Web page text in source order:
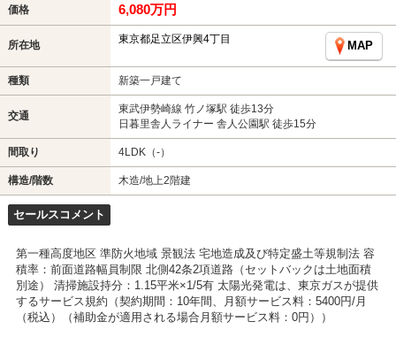
価格 6,080万円
所在地 東京都足立区伊興4丁目
MAP
種類 新築一戸建て
交通
東武伊勢崎線 竹ノ塚駅 徒歩13分
日暮里舎人ライナー 舎人公園駅 徒歩15分
間取り 4LDK（-）
構造/階数 木造/地上2階建
セールスコメント
第一種高度地区 準防火地域 景観法 宅地造成及び特定盛土等規制法 容
積率：前面道路幅員制限 北側42条2項道路（セットバックは土地面積
別途） 清掃施設持分：1.15平米×1/5有 太陽光発電は、東京ガスが提供
するサービス規約（契約期間：10年間、月額サービス料：5400円/月
（税込）（補助金が適用される場合月額サービス料：0円））